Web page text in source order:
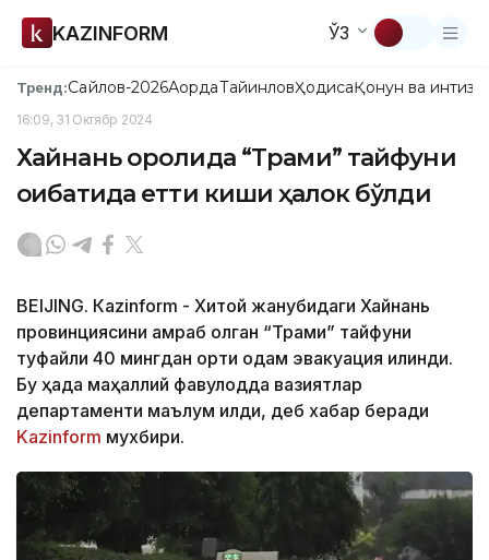
KAZINFORM ЎЗ
Тренд:Сайлов-2026АқордаТайинловҲодисаҚонун ва
16:09, 31 Октябр 2024
Хайнань оролида “Трами” тайфуни
оқибатида етти киши ҳалок бўлди
BEIJING. Кazinform - Хитой жанубидаги Хайнань
провинциясини қамраб олган “Трами” тайфуни
туфайли 40 мингдан ортиқ одам эвакуация қилинди.
Бу ҳақда маҳаллий фавқулодда вазиятлар
департаменти маълум қилди, деб хабар беради
Kazinform мухбири.